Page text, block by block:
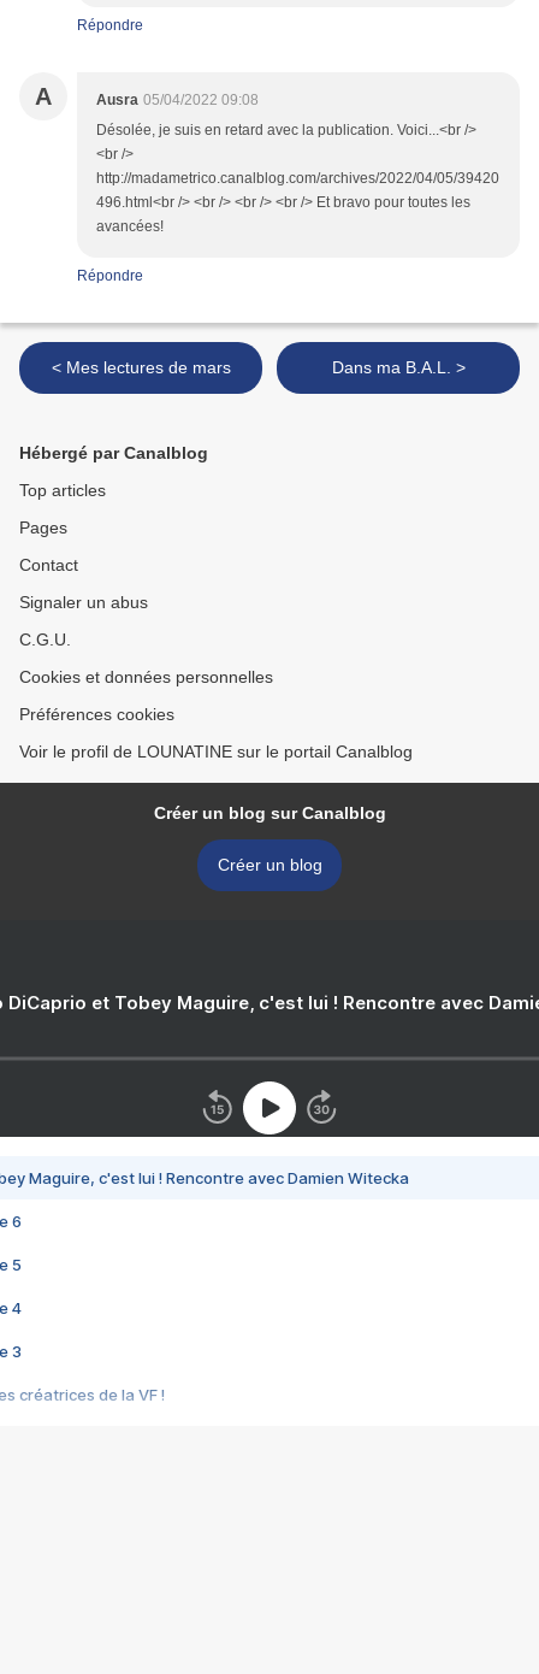
Répondre
A Ausra 05/04/2022 09:08
Désolée, je suis en retard avec la publication. Voici...<br />
<br />
http://madametrico.canalblog.com/archives/2022/04/05/39420
496.html<br /> <br /> <br /> <br /> Et bravo pour toutes les
avancées!
Répondre
< Mes lectures de mars Dans ma B.A.L. >
Hébergé par Canalblog
Top articles
Pages
Contact
Signaler un abus
C.G.U.
Cookies et données personnelles
Préférences cookies
Voir le profil de LOUNATINE sur le portail Canalblog
Créer un blog sur Canalblog
Créer un blog
DiCaprio et Tobey Maguire, c'est lui ! Rencontre avec
Maguire, c'est lui ! Rencontre avec Damien Witecka
6
5
4
3
créatrices de la VF !